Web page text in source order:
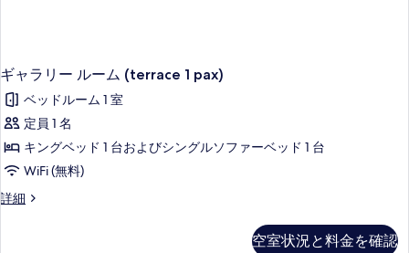
ギャラリー ルーム (terrace 1 pax)
ベッドルーム 1 室
定員 1 名
キングベッド 1 台およびシングルソファーベッド 1 台
WiFi (無料)
詳細
ギ
空室状況と料金を確認